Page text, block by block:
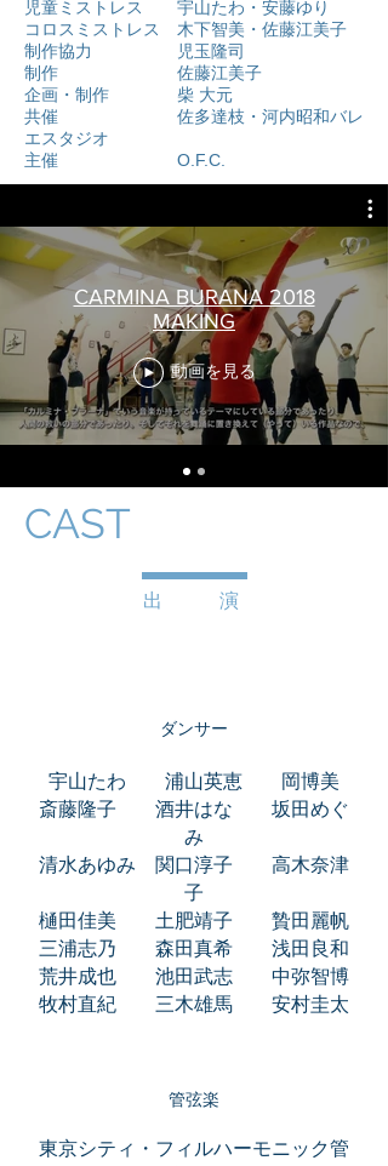
児童ミストレス 宇山たわ・安藤ゆり
コロスミストレス 木下智美・佐藤江美子
制作協力 児玉隆司
制作 佐藤江美子
企画・制作 柴 大元
共催 佐多達枝・河内昭和バレ
エスタジオ
主催 O.F.C.
CARMINA BURANA 2018
MAKING
動画を見る
CAST
​出 演
ダンサー
宇山たわ 浦山英恵 岡博美
斎藤隆子 酒井はな 坂田めぐ
み
清水あゆみ 関口淳子 高木奈津
子
樋田佳美 土肥靖子 贄田麗帆
三浦志乃 森田真希 浅田良和
荒井成也 池田武志 中弥智博
牧村直紀 三木雄馬 安村圭太
管弦楽
東京シティ・フィルハーモニック管